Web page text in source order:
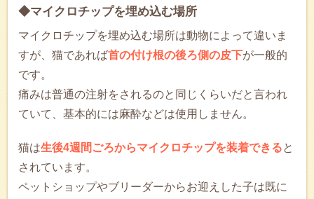
◆マイクロチップを埋め込む場所
マイクロチップを埋め込む場所は動物によって違いま
すが、猫であれば首の付け根の後ろ側の皮下が一般的
です。
痛みは普通の注射をされるのと同じくらいだと言われ
ていて、基本的には麻酔などは使用しません。
猫は生後4週間ごろからマイクロチップを装着できると
されています。
ペットショップやブリーダーからお迎えした子は既に